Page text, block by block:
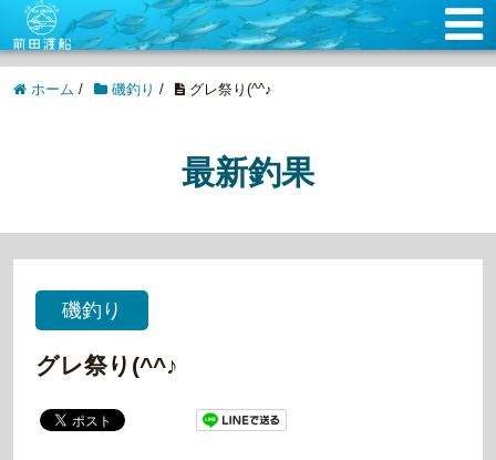
ホーム / 磯釣り / グレ祭り(^^♪
最新釣果
磯釣り
グレ祭り(^^♪